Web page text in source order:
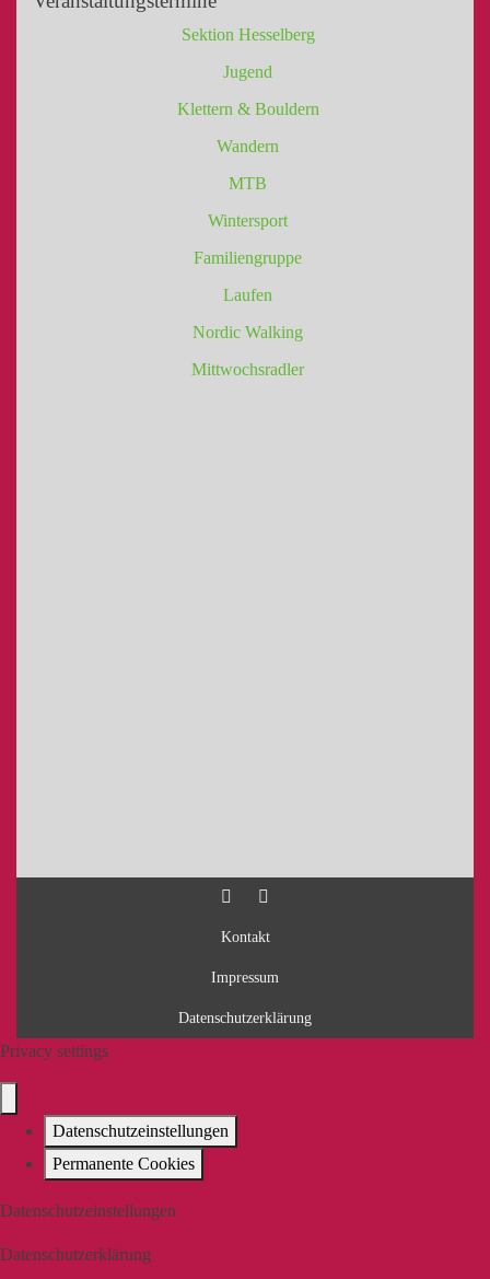
Sektion Hesselberg
Jugend
Klettern & Bouldern
Wandern
MTB
Wintersport
Familiengruppe
Laufen
Nordic Walking
Mittwochsradler
Kontakt
Impressum
Datenschutzerklärung
Privacy settings
Datenschutzeinstellungen
Permanente Cookies
Datenschutzeinstellungen
Datenschutzerklärung